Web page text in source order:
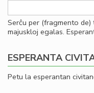
Serĉu per (fragmento
majuskloj egalas.
ESPERANTA
Petu la esperantan